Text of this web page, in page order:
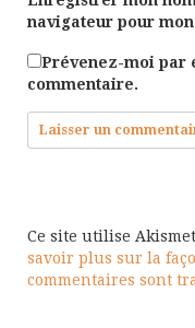
navigateur pour
Prévenez-moi par
commentaire.
Ce site utilise
savoir plus sur la
commentaires sont